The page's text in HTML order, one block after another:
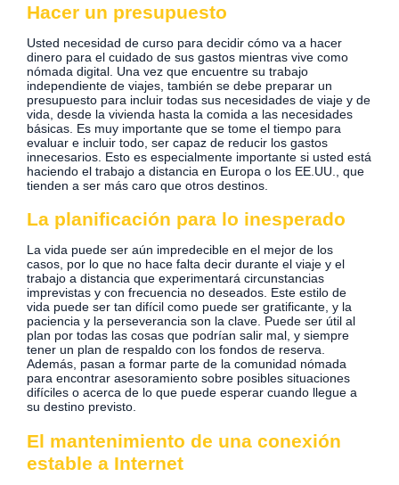
Hacer un presupuesto
Usted necesidad de curso para decidir cómo va a hacer
dinero para el cuidado de sus gastos mientras vive como
nómada digital. Una vez que encuentre su trabajo
independiente de viajes, también se debe preparar un
presupuesto para incluir todas sus necesidades de viaje y de
vida, desde la vivienda hasta la comida a las necesidades
básicas. Es muy importante que se tome el tiempo para
evaluar e incluir todo, ser capaz de reducir los gastos
innecesarios. Esto es especialmente importante si usted está
haciendo el trabajo a distancia en Europa o los EE.UU., que
tienden a ser más caro que otros destinos.
La planificación para lo inesperado
La vida puede ser aún impredecible en el mejor de los
casos, por lo que no hace falta decir durante el viaje y el
trabajo a distancia que experimentará circunstancias
imprevistas y con frecuencia no deseados. Este estilo de
vida puede ser tan difícil como puede ser gratificante, y la
paciencia y la perseverancia son la clave. Puede ser útil al
plan por todas las cosas que podrían salir mal, y siempre
tener un plan de respaldo con los fondos de reserva.
Además, pasan a formar parte de la comunidad nómada
para encontrar asesoramiento sobre posibles situaciones
difíciles o acerca de lo que puede esperar cuando llegue a
su destino previsto.
El mantenimiento de una conexión
estable a Internet